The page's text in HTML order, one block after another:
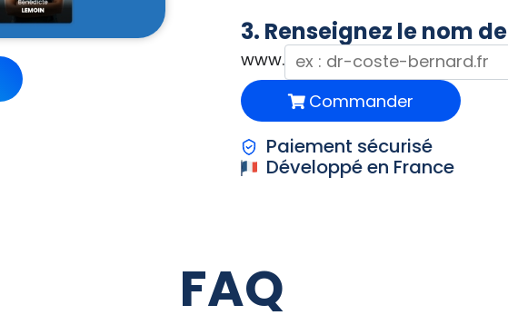
3. Renseignez le nom
Commander
Paiement sécurisé
Développé en France
FAQ